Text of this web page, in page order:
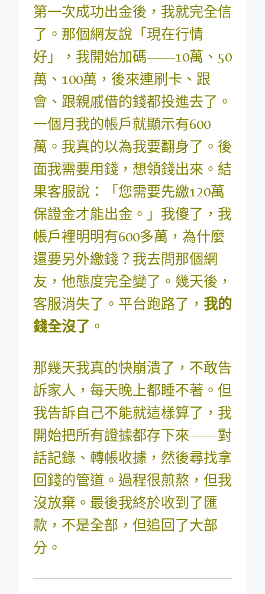
第一次成功出金後，我就完全信
了。那個網友說「現在行情
好」，我開始加碼——10萬、50
萬、100萬，後來連刷卡、跟
會、跟親戚借的錢都投進去了。
一個月我的帳戶就顯示有600
萬。我真的以為我要翻身了。後
面我需要用錢，想領錢出來。結
果客服說：「您需要先繳120萬
保證金才能出金。」我傻了，我
帳戶裡明明有600多萬，為什麼
還要另外繳錢？我去問那個網
友，他態度完全變了。幾天後，
客服消失了。平台跑路了， 我的
錢全沒了 。
那幾天我真的快崩潰了，不敢告
訴家人，每天晚上都睡不著。但
我告訴自己不能就這樣算了，我
開始把所有證據都存下來——對
話記錄、轉帳收據，然後尋找拿
回錢的管道。過程很煎熬，但我
沒放棄。最後我終於收到了匯
款，不是全部，但追回了大部
分。